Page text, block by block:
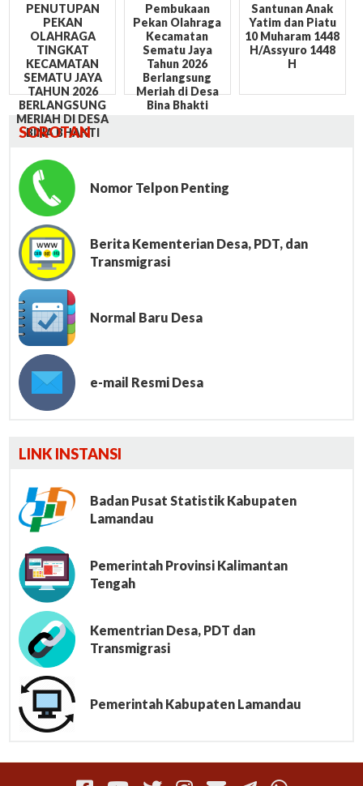
PENUTUPAN
PEKAN
OLAHRAGA
TINGKAT
KECAMATAN
SEMATU JAYA
TAHUN 2026
BERLANGSUNG
MERIAH DI DESA
BINA BHAKTI
Pembukaan
Pekan Olahraga
Kecamatan
Sematu Jaya
Tahun 2026
Berlangsung
Meriah di Desa
Bina Bhakti
Santunan Anak
Yatim dan Piatu
10 Muharam 1448
H/Assyuro 1448
H
SOROTAN
Nomor Telpon Penting
Berita Kementerian Desa, PDT, dan
Transmigrasi
Normal Baru Desa
e-mail Resmi Desa
Lumbung File
LINK INSTANSI
Badan Pusat Statistik Kabupaten
Lamandau
Pemerintah Provinsi Kalimantan
Tengah
Kementrian Desa, PDT dan
Transmigrasi
Pemerintah Kabupaten Lamandau